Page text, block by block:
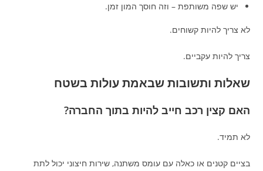
יש שפה משותפת – וזה חוסך המון זמן.
לא צריך להיות קשוחים.
צריך להיות עקביים.
שאלות ותשובות שבאמת עולות בשטח
האם קצין רכב חייב להיות בתוך החברה?
לא תמיד.
בציים קטנים או כאלה עם עומס משתנה, שירות חיצוני יכול לתת